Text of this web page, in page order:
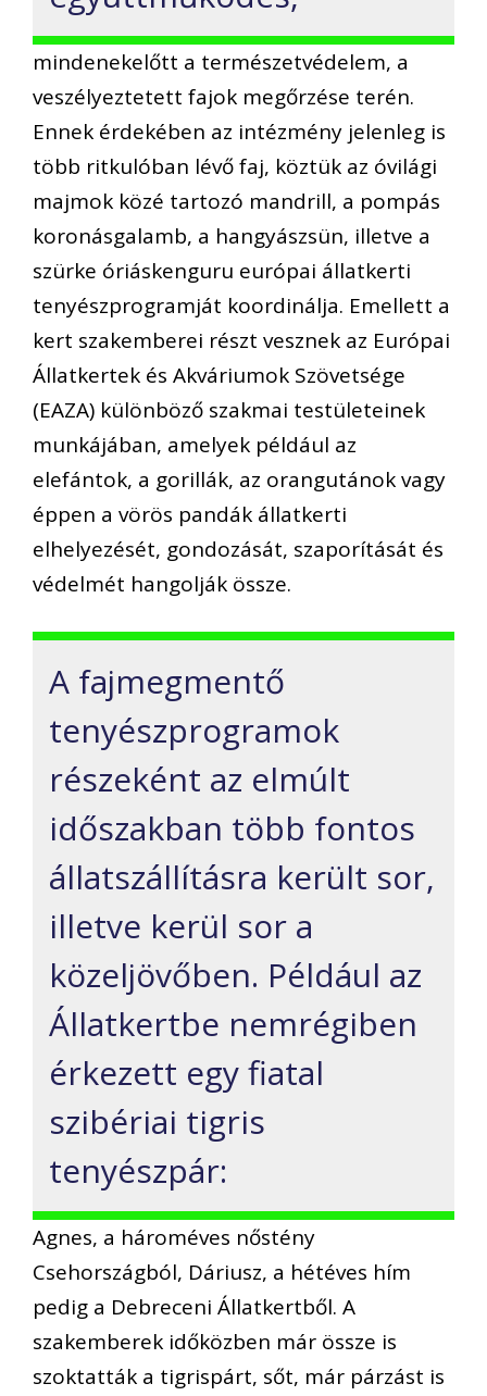
mindenekelőtt a természetvédelem, a
veszélyeztetett fajok megőrzése terén.
Ennek érdekében az intézmény jelenleg is
több ritkulóban lévő faj, köztük az óvilági
majmok közé tartozó mandrill, a pompás
koronásgalamb, a hangyászsün, illetve a
szürke óriáskenguru európai állatkerti
tenyészprogramját koordinálja. Emellett a
kert szakemberei részt vesznek az Európai
Állatkertek és Akváriumok Szövetsége
(EAZA) különböző szakmai testületeinek
munkájában, amelyek például az
elefántok, a gorillák, az orangutánok vagy
éppen a vörös pandák állatkerti
elhelyezését, gondozását, szaporítását és
védelmét hangolják össze.
A fajmegmentő
tenyészprogramok
részeként az elmúlt
időszakban több fontos
állatszállításra került sor,
illetve kerül sor a
közeljövőben. Például az
Állatkertbe nemrégiben
érkezett egy fiatal
szibériai tigris
tenyészpár:
Agnes, a hároméves nőstény
Csehországból, Dáriusz, a hétéves hím
pedig a Debreceni Állatkertből. A
szakemberek időközben már össze is
szoktatták a tigrispárt, sőt, már párzást is